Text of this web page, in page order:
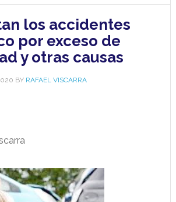
los accidentes
por exceso de
y otras causas
BY RAFAEL VISCARRA